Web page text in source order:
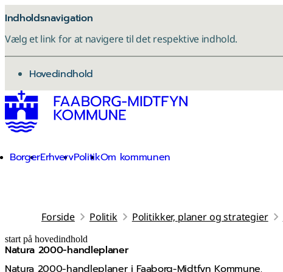
Indholdsnavigation
Vælg et link for at navigere til det respektive indhold.
gå til
Hovedindhold
BorgerErhvervPolitikOm kommunen
Forside Politik Politikker, planer og strategier
start på hovedindhold
Natura 2000-handleplaner
Natura 2000-handleplaner i Faaborg-Midtfyn Kommune.
senest opdateret 8. januar 2026